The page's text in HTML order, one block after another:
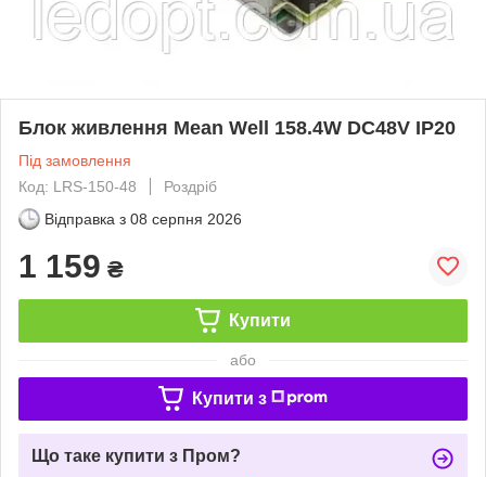
Блок живлення Mean Well 158.4W DC48V IP20
Під замовлення
Код: LRS-150-48
Роздріб
Відправка з 08 серпня 2026
1 159 ₴
Купити
або
Купити з
Що таке купити з Пром?